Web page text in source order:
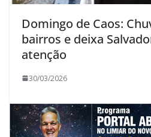
Domingo de Caos:
bairros e deixa
atenção
30/03/2026